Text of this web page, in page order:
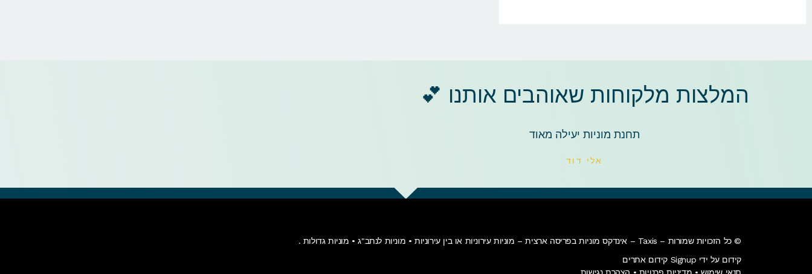
המלצות מלקוחות שאוהבים אותנו 💕
תחנת מוניות יעילה מאוד
אלי דוד
© כל הזכויות שמורות – Taxis – אינדקס מוניות בפריסה ארצית – מוניות עירוניות או בין עירוניות • מוניות לנתב"ג • מוניות גדולות .
קידום על ידי Signup קידום אתרים